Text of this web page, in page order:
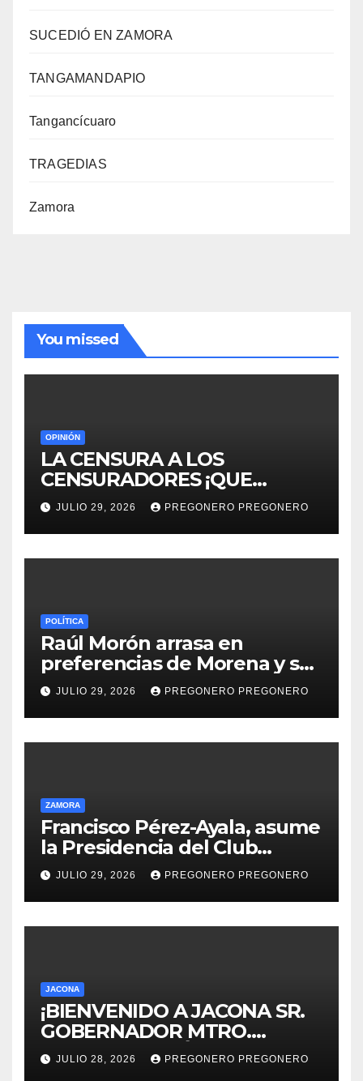
SUCEDIÓ EN ZAMORA
TANGAMANDAPIO
Tangancícuaro
TRAGEDIAS
Zamora
You missed
OPINIÓN
LA CENSURA A LOS
CENSURADORES ¡QUE
HORROR!
JULIO 29, 2026 PREGONERO PREGONERO
POLÍTICA
Raúl Morón arrasa en
preferencias de Morena y se
perfila hacia la gubernatura
de Michoacán en 2027
JULIO 29, 2026 PREGONERO PREGONERO
ZAMORA
Francisco Pérez-Ayala, asume
la Presidencia del Club
Rotario Zamora Industrial,
para el periodo 2026–2027
JULIO 29, 2026 PREGONERO PREGONERO
JACONA
¡BIENVENIDO A JACONA SR.
GOBERNADOR MTRO.
ALFREDO RAMÍREZ
BEDOLLA!
JULIO 28, 2026 PREGONERO PREGONERO